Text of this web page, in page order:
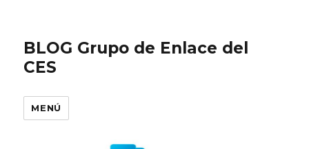
BLOG Grupo de Enlace del
CES
MENÚ